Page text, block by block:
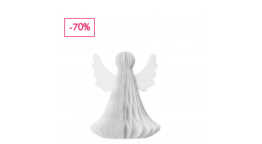
-70%